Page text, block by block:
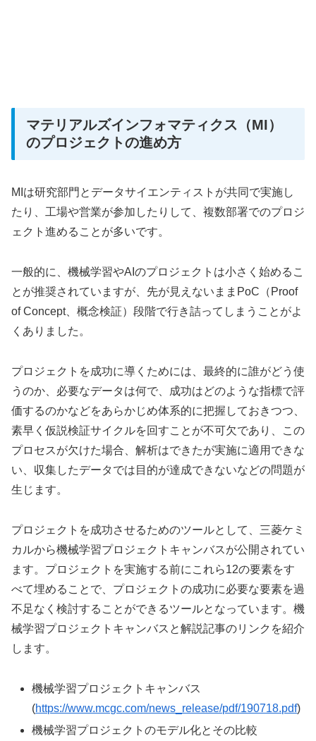
マテリアルズインフォマティクス（MI）
のプロジェクトの進め方
MIは研究部門とデータサイエンティストが共同で実施し
たり、工場や営業が参加したりして、複数部署でのプロジ
ェクト進めることが多いです。
一般的に、機械学習やAIのプロジェクトは小さく始めるこ
とが推奨されていますが、先が見えないままPoC（Proof
of Concept、概念検証）段階で行き詰ってしまうことがよ
くありました。
プロジェクトを成功に導くためには、最終的に誰がどう使
うのか、必要なデータは何で、成功はどのような指標で評
価するのかなどをあらかじめ体系的に把握しておきつつ、
素早く仮説検証サイクルを回すことが不可欠であり、この
プロセスが欠けた場合、解析はできたが実施に適用できな
い、収集したデータでは目的が達成できないなどの問題が
生じます。
プロジェクトを成功させるためのツールとして、三菱ケミ
カルから機械学習プロジェクトキャンバスが公開されてい
ます。プロジェクトを実施する前にこれら12の要素をす
べて埋めることで、プロジェクトの成功に必要な要素を過
不足なく検討することができるツールとなっています。機
械学習プロジェクトキャンバスと解説記事のリンクを紹介
します。
機械学習プロジェクトキャンバス
(https://www.mcgc.com/news_release/pdf/190718.pdf)
機械学習プロジェクトのモデル化とその比較